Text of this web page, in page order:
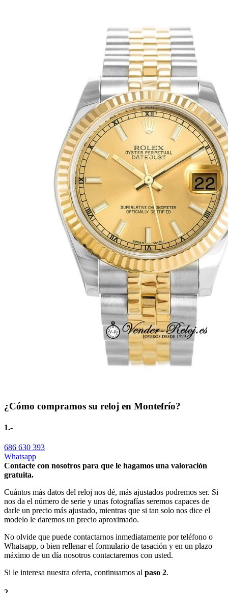
¿Cómo compramos su reloj en Montefrío?
1.-
686 630 393
Whatsapp
Contacte con nosotros para que le hagamos una valoración
gratuita.
Cuántos más datos del reloj nos dé, más ajustados podremos ser. Si
nos da el número de serie y unas fotografías seremos capaces de
darle un precio más ajustado, mientras que si tan solo nos dice el
modelo le daremos un precio aproximado.
No olvide que puede contactarnos inmediatamente por teléfono o
Whatsapp, o bien rellenar el formulario de tasación y en un plazo
máximo de un día nosotros contactaremos con usted.
Si le interesa nuestra oferta, continuamos al paso 2.